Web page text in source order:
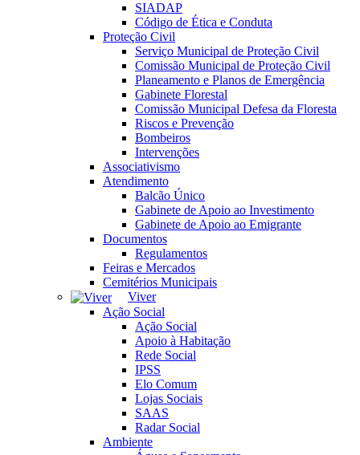
SIADAP
Código de Ética e Conduta
Proteção Civil
Serviço Municipal de Proteção Civil
Comissão Municipal de Proteção Civil
Planeamento e Planos de Emergência
Gabinete Florestal
Comissão Municipal Defesa da Floresta
Riscos e Prevenção
Bombeiros
Intervenções
Associativismo
Atendimento
Balcão Único
Gabinete de Apoio ao Investimento
Gabinete de Apoio ao Emigrante
Documentos
Regulamentos
Feiras e Mercados
Cemitérios Municipais
Viver
Ação Social
Ação Social
Apoio à Habitação
Rede Social
IPSS
Elo Comum
Lojas Sociais
SAAS
Radar Social
Ambiente